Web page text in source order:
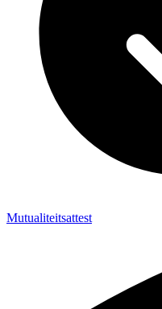
Mutualiteitsattest